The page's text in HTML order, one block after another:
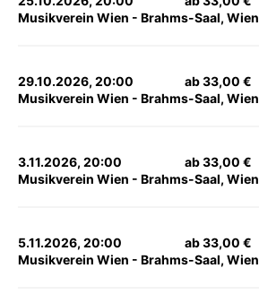
Musikverein Wien - Brahms-Saal, Wien
29.10.2026, 20:00
Musikverein Wien - Brahms-Saal, Wien
ab 33,00 €
3.11.2026, 20:00
Musikverein Wien - Brahms-Saal, Wien
ab 33,00 €
5.11.2026, 20:00
Musikverein Wien - Brahms-Saal, Wien
ab 33,00 €